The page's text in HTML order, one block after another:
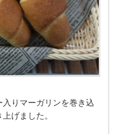
りマーガリンを巻き込
げました。